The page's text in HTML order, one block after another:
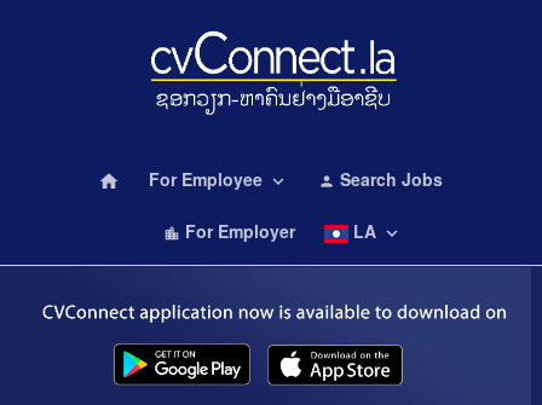
home For Employee keyboard_arrow_down person Search Jobs
location_city For Employer LA keyboard_arrow_down